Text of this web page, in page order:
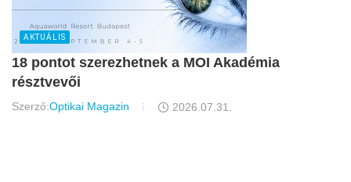
AKTUÁLIS
18 pontot szerezhetnek a MOI Akadémia
résztvevői
Szerző:Optikai Magazin 2026.07.31.